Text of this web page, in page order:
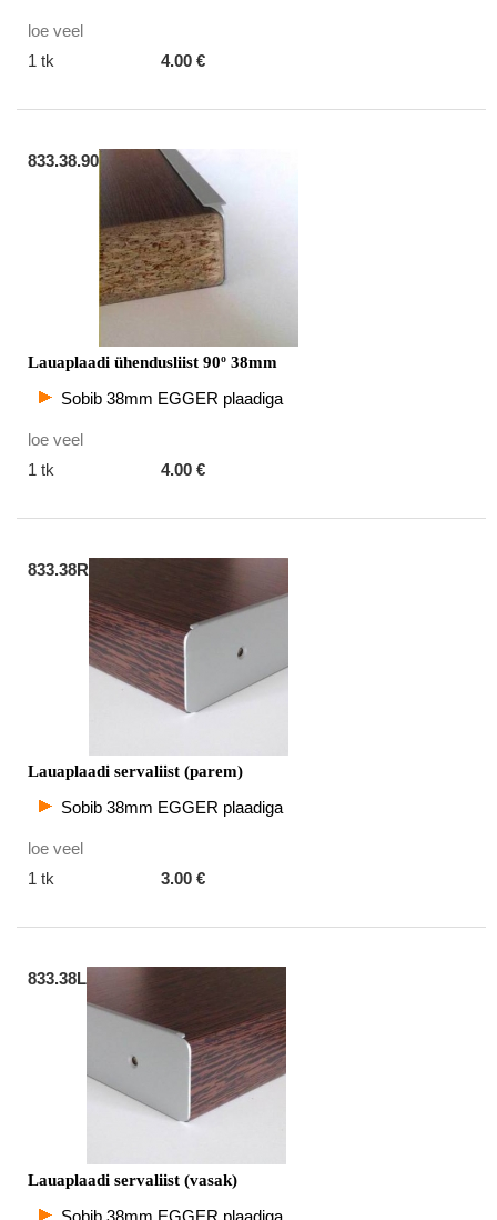
loe veel
1 tk
4.00 €
833.38.90
Lauaplaadi ühendusliist 90º 38mm
Sobib 38mm EGGER plaadiga
loe veel
1 tk
4.00 €
833.38R
Lauaplaadi servaliist (parem)
Sobib 38mm EGGER plaadiga
loe veel
1 tk
3.00 €
833.38L
Lauaplaadi servaliist (vasak)
Sobib 38mm EGGER plaadiga